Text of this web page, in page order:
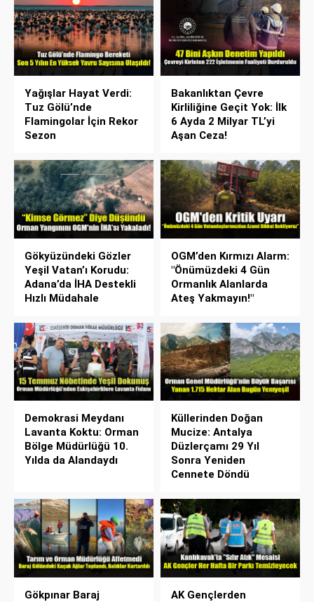
Yağışlar Hayat Verdi:
Tuz Gölü’nde
Flamingolar İçin Rekor
Sezon
Bakanlıktan Çevre
Kirliliğine Geçit Yok: İlk
6 Ayda 2 Milyar TL’yi
Aşan Ceza!
Gökyüzündeki Gözler
Yeşil Vatan’ı Korudu:
Adana’da İHA Destekli
Hızlı Müdahale
OGM’den Kırmızı Alarm:
"Önümüzdeki 4 Gün
Ormanlık Alanlarda
Ateş Yakmayın!"
Demokrasi Meydanı
Lavanta Koktu: Orman
Bölge Müdürlüğü 10.
Yılda da Alandaydı
Küllerinden Doğan
Mucize: Antalya
Düzlerçamı 29 Yıl
Sonra Yeniden
Cennete Döndü
Gökpınar Baraj AK Gençlerden